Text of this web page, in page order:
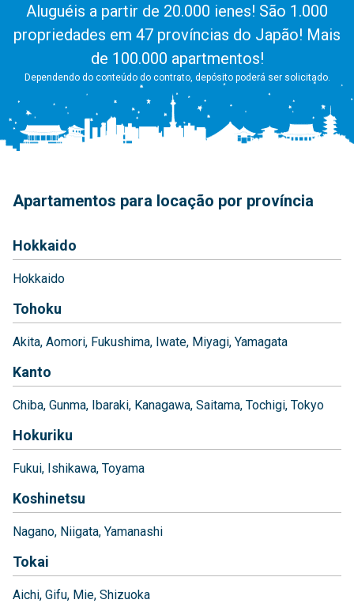
Aluguéis a partir de 20.000 ienes! São 1.000
propriedades em 47 províncias do Japão! Mais
de 100.000 apartmentos!
Dependendo do conteúdo do contrato, depósito poderá ser solicitado.
Apartamentos para locação por província
Hokkaido
Hokkaido
Tohoku
Akita Aomori Fukushima Iwate Miyagi Yamagata
Kanto
Chiba Gunma Ibaraki Kanagawa Saitama Tochigi Tokyo
Hokuriku
Fukui Ishikawa Toyama
Koshinetsu
Nagano Niigata Yamanashi
Tokai
Aichi Gifu Mie Shizuoka